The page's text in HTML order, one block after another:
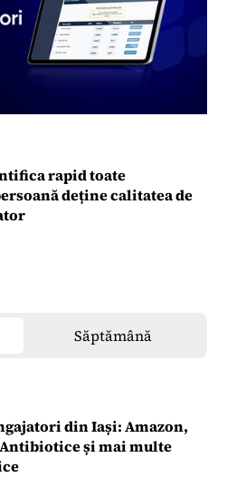
rapid toate
deține calitatea de
Săptămână
din Iași: Amazon,
și mai multe